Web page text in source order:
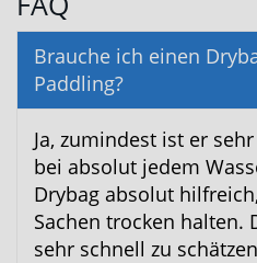
Brauche ich einen
Paddling?
Ja, zumindest ist er
bei absolut jedem
Drybag absolut
Sachen trocken halten.
sehr schnell zu